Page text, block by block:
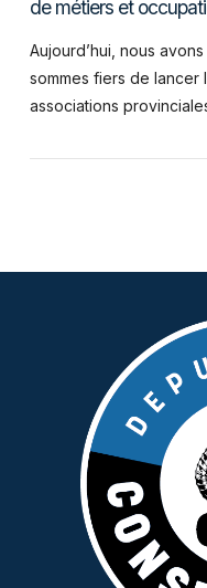
de métiers et
Aujourd’hui, nous
sommes fiers de lancer
associations